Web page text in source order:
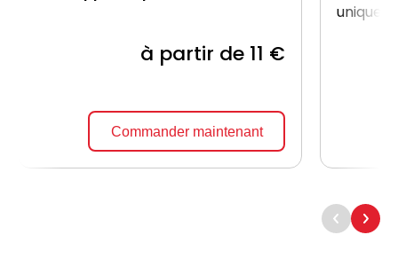
à partir de 11 €
Commander maintenant